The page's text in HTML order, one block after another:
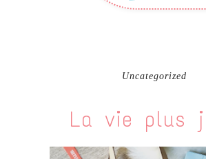
Uncategorized
La vie plus